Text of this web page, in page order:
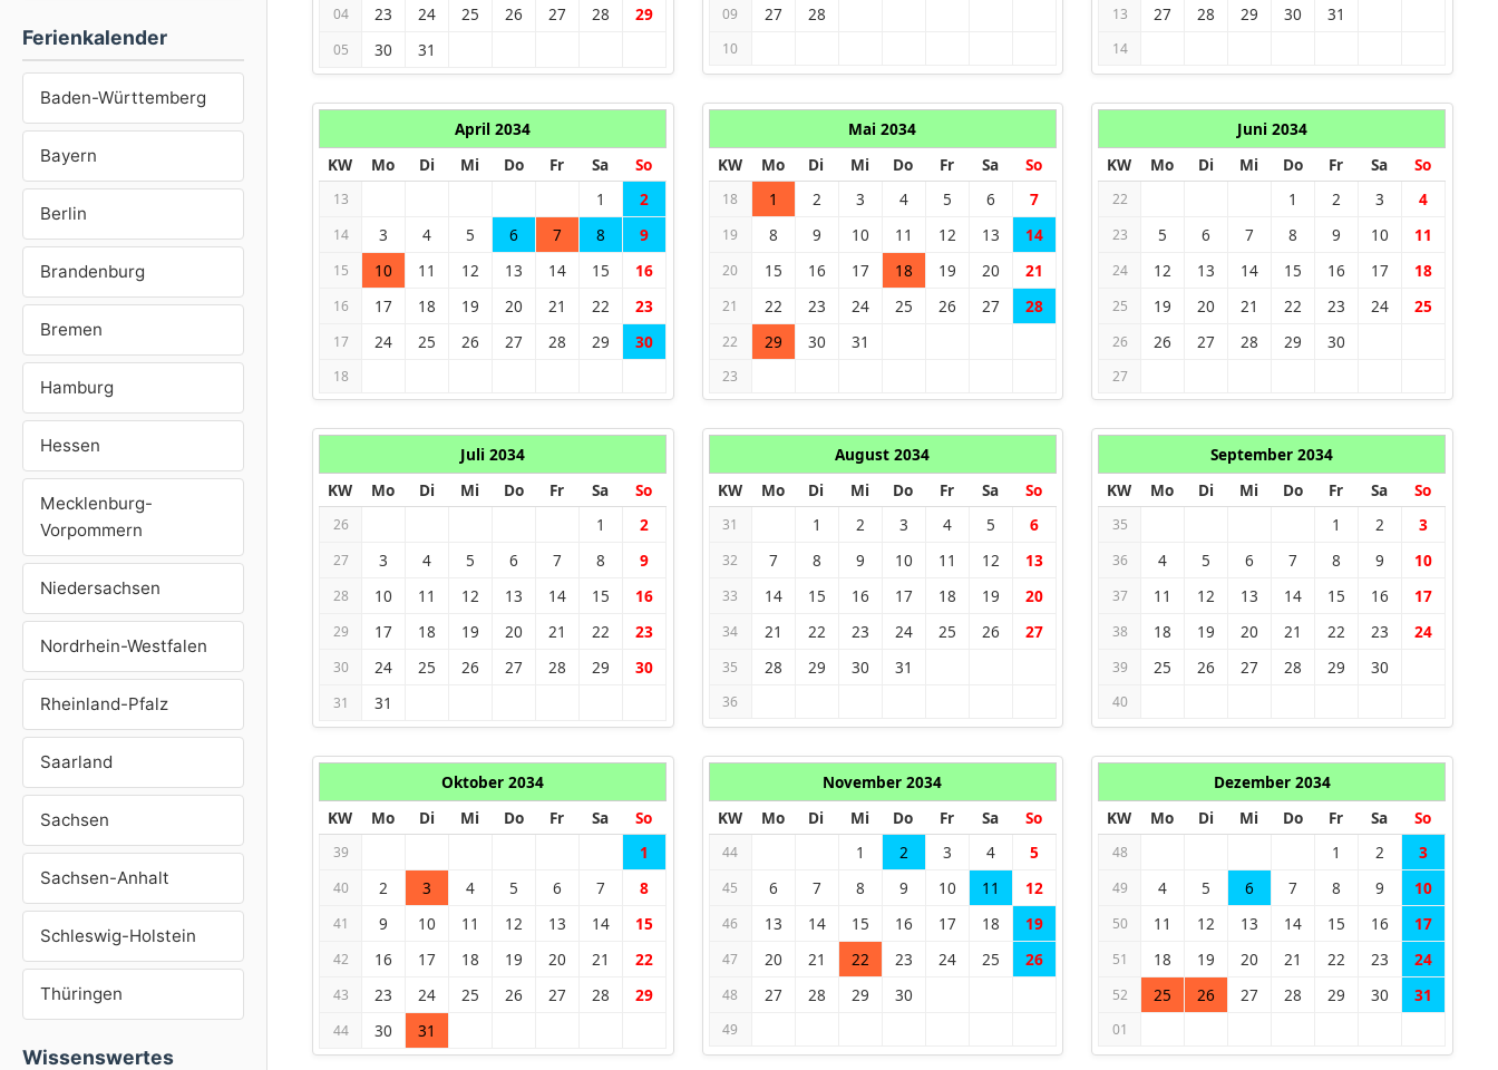
Ferienkalender
Baden-Württemberg
Bayern
Berlin
Brandenburg
Bremen
Hamburg
Hessen
Mecklenburg-
Vorpommern
Niedersachsen
Nordrhein-Westfalen
Rheinland-Pfalz
Saarland
Sachsen
Sachsen-Anhalt
Schleswig-Holstein
Thüringen
Wissenswertes
04 23 24 25 26 27 28 29
05 30 31
09 27 28
10
13 27 28 29 30 31
14
April 2034
KW
Mo Di Mi Do Fr Sa So
13 1 2
14 3 4 5 6 7 8 9
15 10 11 12 13 14 15 16
16 17 18 19 20 21 22 23
17 24 25 26 27 28 29 30
18
Mai 2034
KW
Mo Di Mi Do Fr Sa So
18 1 2 3 4 5 6 7
19 8 9 10 11 12 13 14
20 15 16 17 18 19 20 21
21 22 23 24 25 26 27 28
22 29 30 31
23
Juni 2034
KW
Mo Di Mi Do Fr Sa So
22 1 2 3 4
23 5 6 7 8 9 10 11
24 12 13 14 15 16 17 18
25 19 20 21 22 23 24 25
26 26 27 28 29 30
27
Juli 2034
KW
Mo Di Mi Do Fr Sa So
26 1 2
27 3 4 5 6 7 8 9
28 10 11 12 13 14 15 16
29 17 18 19 20 21 22 23
30 24 25 26 27 28 29 30
31 31
August 2034
KW
Mo Di Mi Do Fr Sa So
31 1 2 3 4 5 6
32 7 8 9 10 11 12 13
33 14 15 16 17 18 19 20
34 21 22 23 24 25 26 27
35 28 29 30 31
36
September 2034
KW
Mo Di Mi Do Fr Sa So
35 1 2 3
36 4 5 6 7 8 9 10
37 11 12 13 14 15 16 17
38 18 19 20 21 22 23 24
39 25 26 27 28 29 30
40
Oktober 2034
KW
Mo Di Mi Do Fr Sa So
39 1
40 2 3 4 5 6 7 8
41 9 10 11 12 13 14 15
42 16 17 18 19 20 21 22
43 23 24 25 26 27 28 29
44 30 31
November 2034
KW
Mo Di Mi Do Fr Sa So
44 1 2 3 4 5
45 6 7 8 9 10 11 12
46 13 14 15 16 17 18 19
47 20 21 22 23 24 25 26
48 27 28 29 30
49
Dezember 2034
KW
Mo Di Mi Do Fr Sa So
48 1 2 3
49 4 5 6 7 8 9 10
50 11 12 13 14 15 16 17
51 18 19 20 21 22 23 24
52 25 26 27 28 29 30 31
01